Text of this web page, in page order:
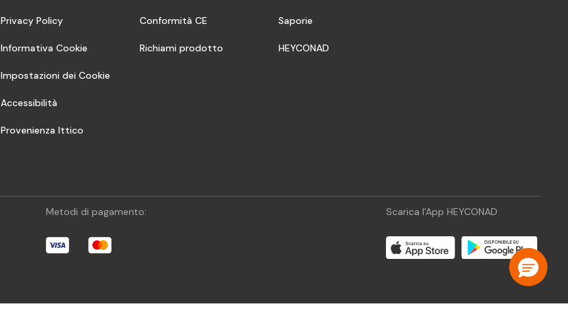
Privacy Policy
Informativa Cookie
Impostazioni dei Cookie
Accessibilità
Provenienza Ittico
Conformità CE
Richiami prodotto
Saporie
HEYCONAD
Metodi di pagamento: Scarica l'App HEYCONAD